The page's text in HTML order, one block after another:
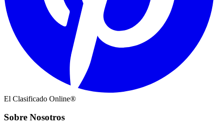
El Clasificado Online®
Sobre Nosotros